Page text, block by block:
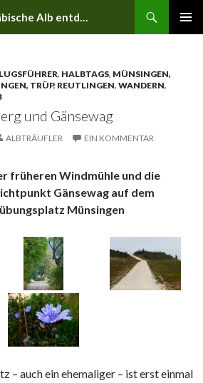
albtips.de – Die Schwäbische Alb entdecken
, HALBTAGS, MÜNSINGEN,
TRÜP, REUTLINGEN, WANDERN,
und Gänsewag
ALBTRÄUFLER EIN KOMMENTAR
früheren Windmühle und die
Gänsewag auf dem
Münsingen
– auch ein ehemaliger – ist erst einmal